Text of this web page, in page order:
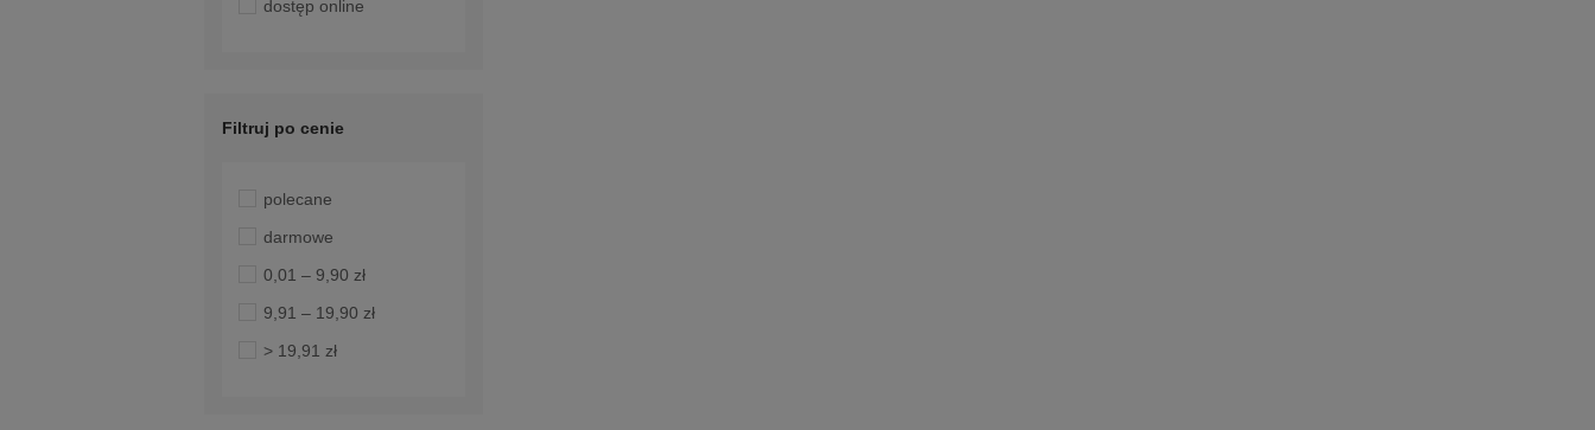
dostęp online
Filtruj po cenie
polecane
darmowe
0,01 – 9,90 zł
9,91 – 19,90 zł
> 19,91 zł